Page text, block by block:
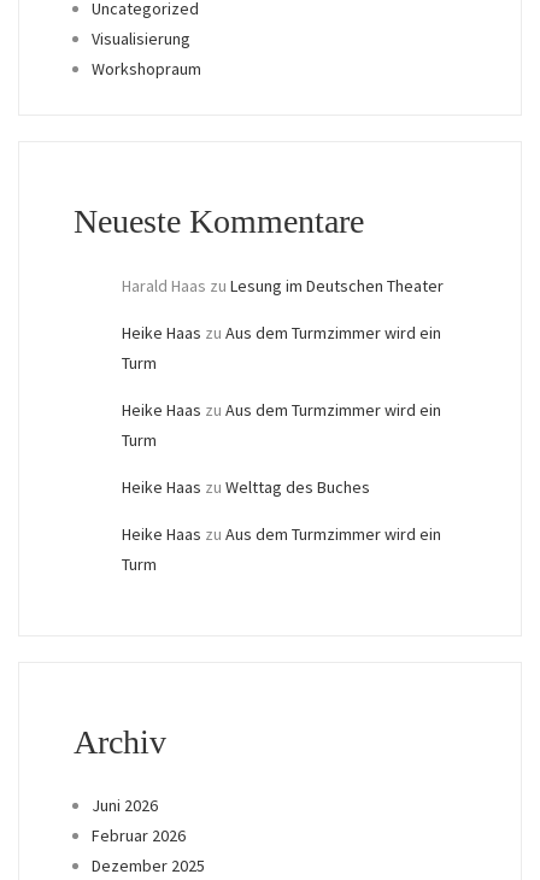
Uncategorized
Visualisierung
Workshopraum
Neueste Kommentare
Harald Haas zu Lesung im Deutschen Theater
Heike Haas zu Aus dem Turmzimmer wird ein
Turm
Heike Haas zu Aus dem Turmzimmer wird ein
Turm
Heike Haas zu Welttag des Buches
Heike Haas zu Aus dem Turmzimmer wird ein
Turm
Archiv
Juni 2026
Februar 2026
Dezember 2025